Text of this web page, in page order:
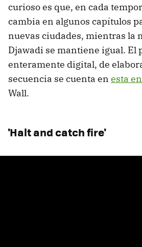
curioso es que, en cada
cambia en algunos capítulos
nuevas ciudades, mientras la
Djawadi se mantiene igual. El
enteramente digital, de
secuencia se cuenta en esta
Wall.
'Halt and catch fire'